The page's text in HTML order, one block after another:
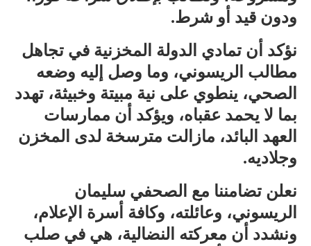
ودون قيد أو شرط.
نؤكد أن تمادي الدولة المخزنية في تجاهل
مطالب الريسوني، وما وصل إليه وضعه
الصحي، ينطوي على نية مبيتة وخبيثة، تهدد
بما لا يحمد عقباه، ويؤكد أن ممارسات
العهد البائد، مازالت مترسخة لدى المخزن
وجلاديه.
نعلن تضامننا مع الصحفي سليمان
الريسوني، وعائلته، وكافة أسرة الإعلام،
ونشدد أن معركته النضالية، هي في صلب